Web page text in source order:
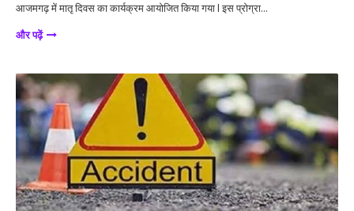
आजमगढ़ में मातृ दिवस का कार्यक्रम आयोजित किया गया l इस प्रोग्रा...
और पढ़ें